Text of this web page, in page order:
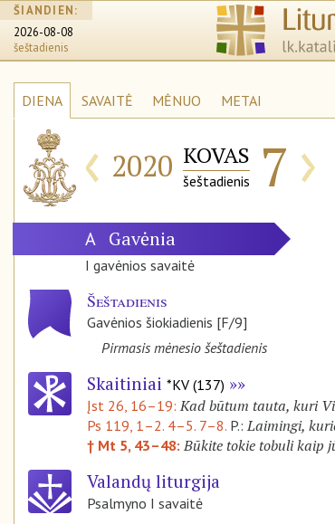
ŠIANDIEN:
2026-08-08
šeštadienis
DIENA SAVAITĖ MĖNUO METAI
‹ 2020 KOVAS
šeštadienis 7 ›
A Gavėnia
I gavėnios savaitė
Šeštadienis
Gavėnios šiokiadienis [F/9]
Pirmasis mėnesio šeštadienis
Skaitiniai *KV (137)
Įst 26, 16–19: Kad būtum tauta, kuri
Ps 119, 1–2. 4–5. 7–8. P.: Laimingi,
† Mt 5, 43–48: Būkite tokie tobuli kaip
Valandų liturgija
Psalmyno I savaitė